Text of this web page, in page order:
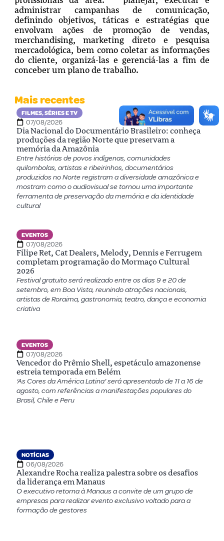
administrar campanhas de comunicação,
definindo objetivos, táticas e estratégias que
envolvam ações de promoção de vendas,
merchandising, marketing direto e pesquisa
mercadológica, bem como coletar as informações
do cliente, organizá-las e gerenciá-las a fim de
conceber um plano de trabalho.
Mais recentes
FILMES, SÉRIES E TV
07/08/2026
Dia Nacional do Documentário Brasileiro: conheça
produções da região Norte que preservam a
memória da Amazônia
Entre histórias de povos indígenas, comunidades
quilombolas, artistas e ribeirinhos, documentários
produzidos no Norte registram a diversidade amazônica e
mostram como o audiovisual se tornou uma importante
ferramenta de preservação da memória e da identidade
cultural
EVENTOS
07/08/2026
Filipe Ret, Cat Dealers, Melody, Dennis e Ferrugem
completam programação do Mormaço Cultural
2026
Festival gratuito será realizado entre os dias 9 e 20 de
setembro, em Boa Vista, reunindo atrações nacionais,
artistas de Roraima, gastronomia, teatro, dança e economia
criativa
EVENTOS
07/08/2026
Vencedor do Prêmio Shell, espetáculo amazonense
estreia temporada em Belém
‘As Cores da América Latina’ será apresentado de 11 a 16 de
agosto, com referências a manifestações populares do
Brasil, Chile e Peru
NOTÍCIAS
06/08/2026
Alexandre Rocha realiza palestra sobre os desafios
da liderança em Manaus
O executivo retorna à Manaus a convite de um grupo de
empresas para realizar evento exclusivo voltado para a
formação de gestores